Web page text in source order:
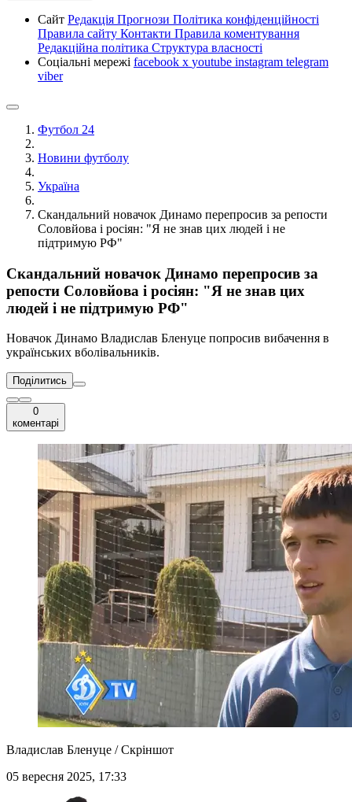
Сайт Редакція Прогнози Політика конфіденційності
Правила сайту Контакти Правила коментування
Редакційна політика Структура власності
Соціальні мережі facebook x youtube instagram telegram
viber
Футбол 24
Новини футболу
Україна
Скандальний новачок Динамо перепросив за репости
Соловйова і росіян: "Я не знав цих людей і не
підтримую РФ"
Скандальний новачок Динамо перепросив за
репости Соловйова і росіян: "Я не знав цих
людей і не підтримую РФ"
Новачок Динамо Владислав Бленуце попросив вибачення в
українських вболівальників.
Поділитись
0
коментарі
Владислав Бленуце / Скріншот
05 вересня 2025, 17:33